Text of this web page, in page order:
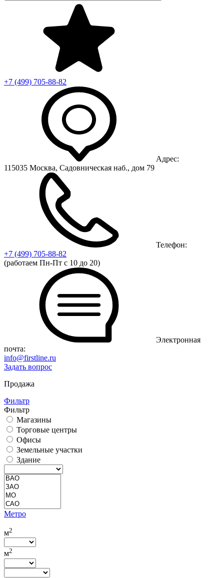
+7 (499) 705-88-82
Адрес:
115035 Москва, Садовническая наб., дом 79
Телефон:
+7 (499) 705-88-82
(работаем Пн-Пт с 10 до 20)
Электронная
почта:
info@firstline.ru
Задать вопрос
Продажа
Фильтр
Фильтр
Магазины
Торговые центры
Офисы
Земельные участки
Здание
Метро
м2
м2